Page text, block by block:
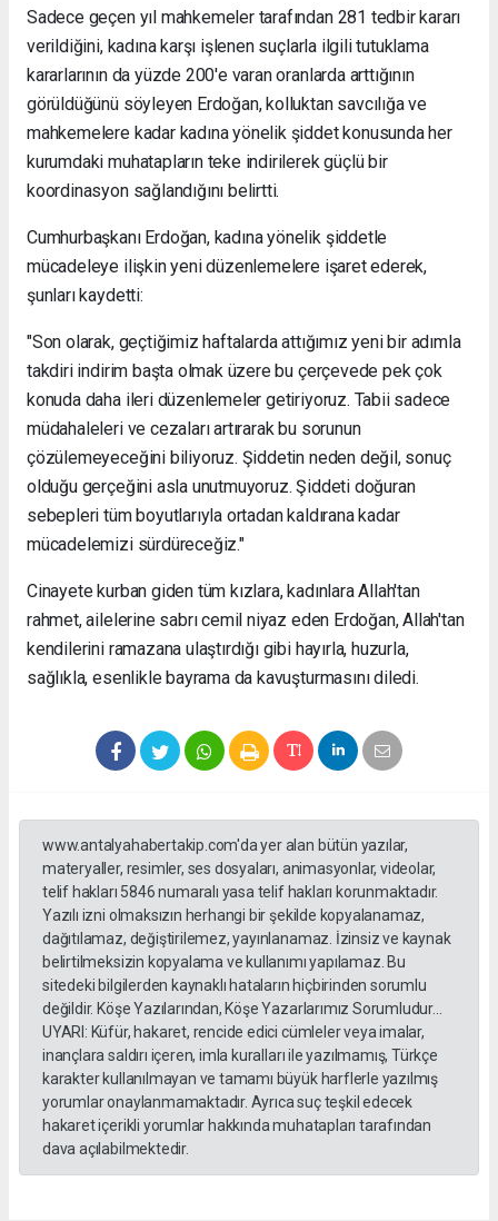
Sadece geçen yıl mahkemeler tarafından 281 tedbir kararı
verildiğini, kadına karşı işlenen suçlarla ilgili tutuklama
kararlarının da yüzde 200'e varan oranlarda arttığının
görüldüğünü söyleyen Erdoğan, kolluktan savcılığa ve
mahkemelere kadar kadına yönelik şiddet konusunda her
kurumdaki muhatapların teke indirilerek güçlü bir
koordinasyon sağlandığını belirtti.
Cumhurbaşkanı Erdoğan, kadına yönelik şiddetle
mücadeleye ilişkin yeni düzenlemelere işaret ederek,
şunları kaydetti:
"Son olarak, geçtiğimiz haftalarda attığımız yeni bir adımla
takdiri indirim başta olmak üzere bu çerçevede pek çok
konuda daha ileri düzenlemeler getiriyoruz. Tabii sadece
müdahaleleri ve cezaları artırarak bu sorunun
çözülemeyeceğini biliyoruz. Şiddetin neden değil, sonuç
olduğu gerçeğini asla unutmuyoruz. Şiddeti doğuran
sebepleri tüm boyutlarıyla ortadan kaldırana kadar
mücadelemizi sürdüreceğiz."
Cinayete kurban giden tüm kızlara, kadınlara Allah'tan
rahmet, ailelerine sabrı cemil niyaz eden Erdoğan, Allah'tan
kendilerini ramazana ulaştırdığı gibi hayırla, huzurla,
sağlıkla, esenlikle bayrama da kavuşturmasını diledi.
www.antalyahabertakip.com'da yer alan bütün yazılar,
materyaller, resimler, ses dosyaları, animasyonlar, videolar,
telif hakları 5846 numaralı yasa telif hakları korunmaktadır.
Yazılı izni olmaksızın herhangi bir şekilde kopyalanamaz,
dağıtılamaz, değiştirilemez, yayınlanamaz. İzinsiz ve kaynak
belirtilmeksizin kopyalama ve kullanımı yapılamaz. Bu
sitedeki bilgilerden kaynaklı hataların hiçbirinden sorumlu
değildir. Köşe Yazılarından, Köşe Yazarlarımız Sorumludur...
UYARI: Küfür, hakaret, rencide edici cümleler veya imalar,
inançlara saldırı içeren, imla kuralları ile yazılmamış, Türkçe
karakter kullanılmayan ve tamamı büyük harflerle yazılmış
yorumlar onaylanmamaktadır. Ayrıca suç teşkil edecek
hakaret içerikli yorumlar hakkında muhatapları tarafından
dava açılabilmektedir.